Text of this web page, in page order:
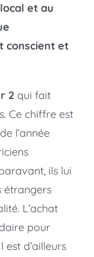
et au
conscient et
2 qui fait
Ce chiffre est
l’année
ils lui
étrangers
L’achat
pour
est d’ailleurs